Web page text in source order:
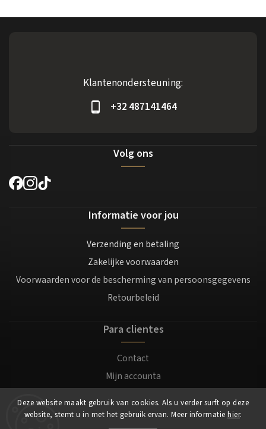
Deze website maakt gebruik van cookies. Als u verder surft op deze
website, stemt u in met het gebruik ervan. Meer informatie hier.
Klantenondersteuning:
+32 487141464
Volg ons
Informatie voor jou
Verzending en betaling
Zakelijke voorwaarden
Voorwaarden voor de bescherming van persoonsgegevens
Retourbeleid
Para clientes
Contact
Mijn accounta
Login